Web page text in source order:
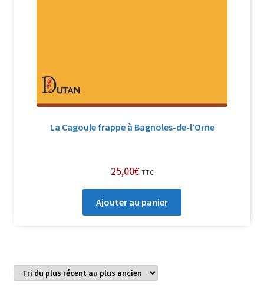
La Cagoule frappe à Bagnoles-de-l’Orne
25,00€ TTC
Ajouter au panier